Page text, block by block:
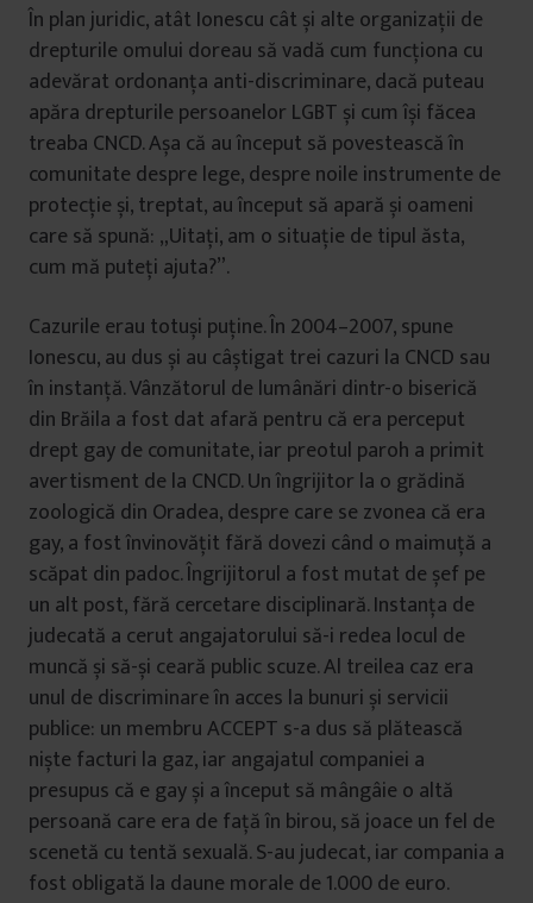
În plan juridic, atât Ionescu cât și alte organizații de
drepturile omului doreau să vadă cum funcționa cu
adevărat ordonanța anti-discriminare, dacă puteau
apăra drepturile persoanelor LGBT și cum își făcea
treaba CNCD. Așa că au început să povestească în
comunitate despre lege, despre noile instrumente de
protecție și, treptat, au început să apară și oameni
care să spună: „Uitați, am o situație de tipul ăsta,
cum mă puteți ajuta?”.
Cazurile erau totuși puține. În 2004–2007, spune
Ionescu, au dus și au câștigat trei cazuri la CNCD sau
în instanță. Vânzătorul de lumânări dintr-o biserică
din Brăila a fost dat afară pentru că era perceput
drept gay de comunitate, iar preotul paroh a primit
avertisment de la CNCD. Un îngrijitor la o grădină
zoologică din Oradea, despre care se zvonea că era
gay, a fost învinovățit fără dovezi când o maimuță a
scăpat din padoc. Îngrijitorul a fost mutat de șef pe
un alt post, fără cercetare disciplinară. Instanța de
judecată a cerut angajatorului să-i redea locul de
muncă și să-și ceară public scuze. Al treilea caz era
unul de discriminare în acces la bunuri și servicii
publice: un membru ACCEPT s-a dus să plătească
niște facturi la gaz, iar angajatul companiei a
presupus că e gay și a început să mângâie o altă
persoană care era de față în birou, să joace un fel de
scenetă cu tentă sexuală. S-au judecat, iar compania a
fost obligată la daune morale de 1.000 de euro.